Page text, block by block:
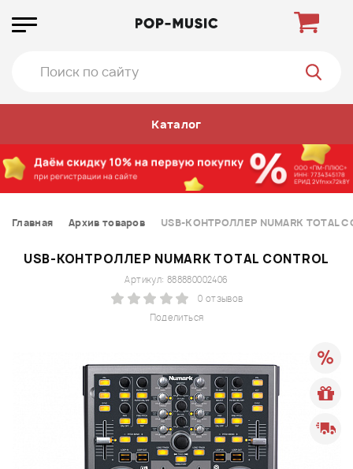
Каталог
Главная Архив товаров USB-КОНТРОЛЛЕР NUMARK TOTAL
USB-КОНТРОЛЛЕР NUMARK TOTAL CONTROL
Поделиться
Артикул: 888880002406
0 отзывов